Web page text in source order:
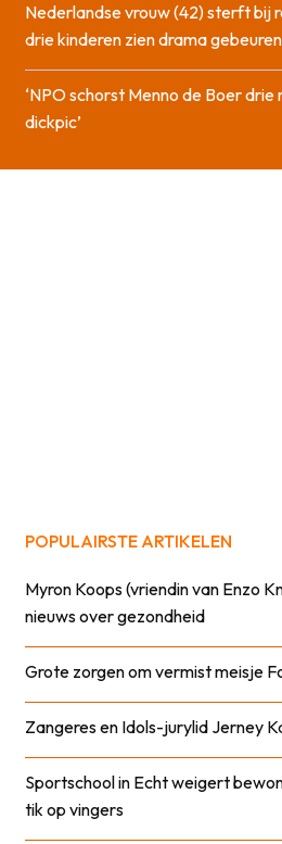
Nederlandse vrouw (42) sterft bij
drie kinderen zien drama gebeuren
‘NPO schorst Menno de Boer
dickpic’
POPULAIRSTE ARTIKELEN
Myron Koops (vriendin van Enzo
nieuws over gezondheid
Grote zorgen om vermist meisje
Zangeres en Idols-jurylid Jerney
Sportschool in Echt weigert
tik op vingers